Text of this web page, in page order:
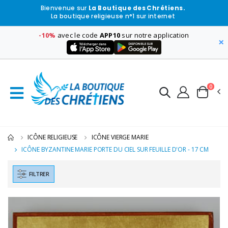
Bienvenue sur La Boutique des Chrétiens.
La boutique religieuse n°1 sur internet
-10% avec le code APP10 sur notre application
×
0
ICÔNE RELIGIEUSE
ICÔNE VIERGE MARIE
ICÔNE BYZANTINE MARIE PORTE DU CIEL SUR FEUILLE D'OR - 17 CM
FILTRER